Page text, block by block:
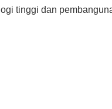
tinggi dan